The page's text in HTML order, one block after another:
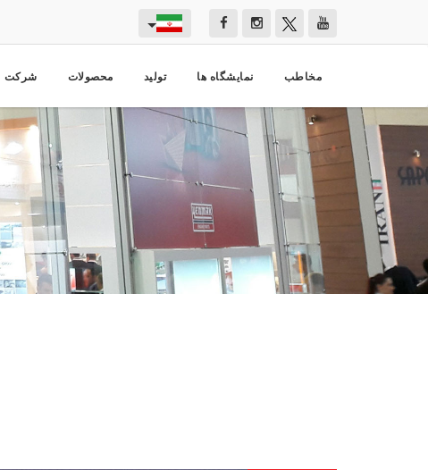
شرکت محصولات تولید نمایشگاه ها مخاطب